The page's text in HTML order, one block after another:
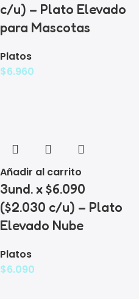
c/u) – Plato Elevado
para Mascotas
Platos
$6.960
Añadir al carrito
3und. x $6.090
($2.030 c/u) – Plato
Elevado Nube
Platos
$6.090